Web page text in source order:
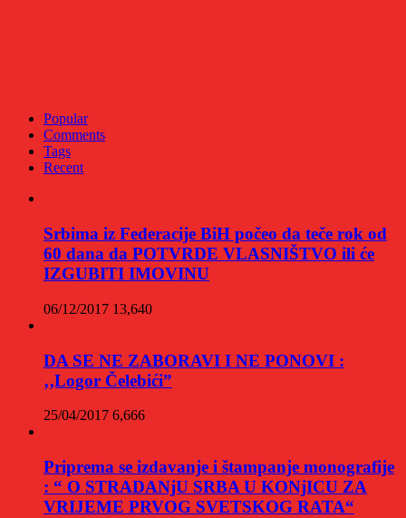
Popular
Comments
Tags
Recent
Srbima iz Federacije BiH počeo da teče rok od
60 dana da POTVRDE VLASNIŠTVO ili će
IZGUBITI IMOVINU
06/12/2017 13,640
DA SE NE ZABORAVI I NE PONOVI :
‚‚Logor Čelebići”
25/04/2017 6,666
Priprema se izdavanje i štampanje monografije
: “ O STRADANjU SRBA U KONjICU ZA
VRIJEME PRVOG SVETSKOG RATA“